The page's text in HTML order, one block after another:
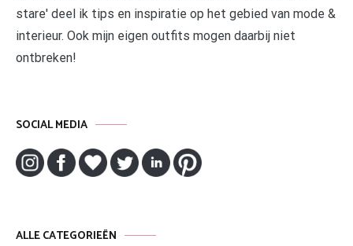
stare' deel ik tips en inspiratie op het gebied van mode &
interieur. Ook mijn eigen outfits mogen daarbij niet
ontbreken!
SOCIAL MEDIA
ALLE CATEGORIEËN